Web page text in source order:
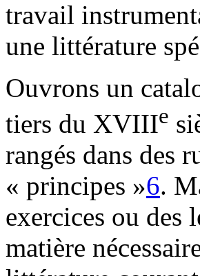
travail
une littérature
Ouvrons un
tiers du XVIIIe
rangés dans des
« principes »6.
exercices ou des
matière